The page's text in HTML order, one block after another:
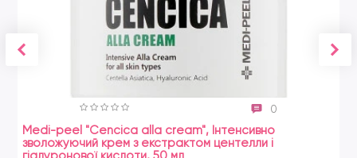
0
Medi-peel "Cencica alla cream", Інтенсивно
зволожуючий крем з екстрактом центелли і